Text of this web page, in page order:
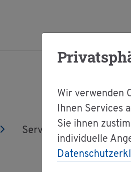
Wir verwenden
Ihnen Services
Sie ihnen
individuelle
Ser­vice